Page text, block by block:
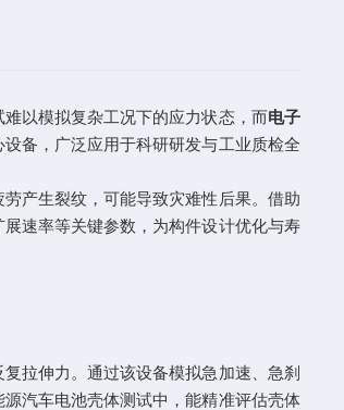
以模拟复杂工况下的应力状态，而电子
备，广泛应用于科研研发与工业质检全
产生裂纹，可能导致灾难性后果。借助
速率等关键参数，为构件设计优化与寿
拉伸力。通过该设备模拟急加速、急刹
汽车电池壳体测试中，能精准评估壳体